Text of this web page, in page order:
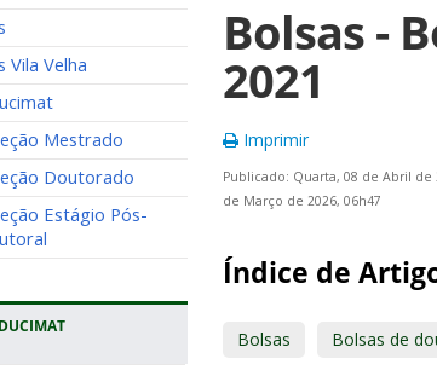
Vila Velha
Mestrado
Doutorado
Estágio Pós-
Bolsas -
2021
Imprimir
Publicado: Quarta, 08 de Abril de
de Março de 2026, 06h47
Índice de
Bolsas Bolsas de